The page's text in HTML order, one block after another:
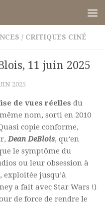
/ CRITIQUES CINÉ
11 juin 2025
2025
de vues réelles du
nom, sorti en 2010
copie conforme,
Dean DeBlois, qu’en
le symptôme du
ou leur obsession à
, exploitée jusqu’à
a fait avec Star Wars !)
de force de rendre le